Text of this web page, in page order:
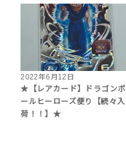
2022年6月12日
★【レアカード】ドラゴンボ
ールヒーローズ便り【続々入
荷！！】★